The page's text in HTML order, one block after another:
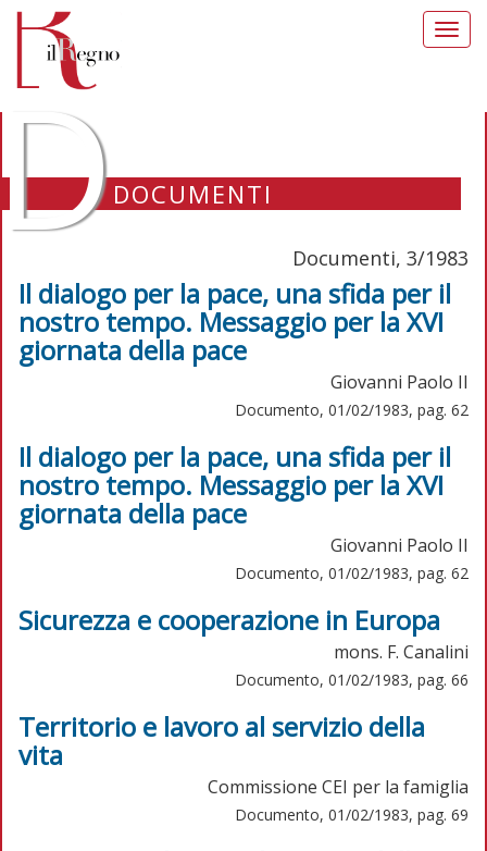
DOCUMENTI
Documenti, 3/1983
Il dialogo per la pace, una sfida per il
nostro tempo. Messaggio per la XVI
giornata della pace
Giovanni Paolo II
Documento, 01/02/1983, pag. 62
Il dialogo per la pace, una sfida per il
nostro tempo. Messaggio per la XVI
giornata della pace
Giovanni Paolo II
Documento, 01/02/1983, pag. 62
Sicurezza e cooperazione in Europa
mons. F. Canalini
Documento, 01/02/1983, pag. 66
Territorio e lavoro al servizio della
vita
Commissione CEI per la famiglia
Documento, 01/02/1983, pag. 69